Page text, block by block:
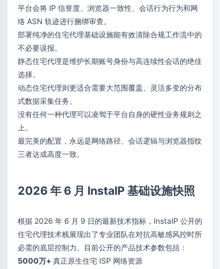
平台会将 IP 信誉度、浏览器一致性、会话行为行为和网
络 ASN 轨迹进行捆绑审查。
部署纯净的住宅代理基础设施能有效清除合规工作流中的
不必要误报。
静态住宅代理是维护长期账号身份与高连续性会话的绝佳
选择。
动态住宅代理则更适合需要大范围覆盖、灵活多变的分布
式数据采集任务。
没有任何一种代理可以凌驾于平台自身的硬性业务规则之
上。
最完美的配置，永远是网络路径、会话逻辑与浏览器指纹
三者达成高度一致。
2026 年 6 月 InstaIP 基础设施快照
根据 2026 年 6 月 9 日的最新技术指标，InstaIP 公开的
住宅代理技术栈展现出了专业团队在对抗高敏感风控时所
必需的底层控制力。目前公开的产品技术参数包括：
5000万+ 真正原生住宅 ISP 网络资源